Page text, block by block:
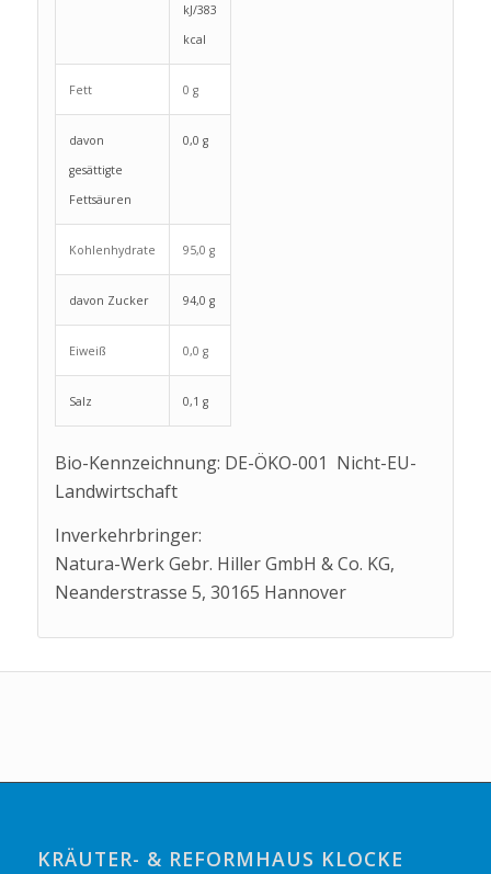
kJ/383
kcal
Fett 0 g
davon
gesättigte
Fettsäuren
0,0 g
Kohlenhydrate 95,0 g
davon Zucker 94,0 g
Eiweiß 0,0 g
Salz 0,1 g
Bio-Kennzeichnung: DE-ÖKO-001 Nicht-EU-
Landwirtschaft
Inverkehrbringer:
Natura-Werk Gebr. Hiller GmbH & Co. KG,
Neanderstrasse 5, 30165 Hannover
KRÄUTER- & REFORMHAUS KLOCKE